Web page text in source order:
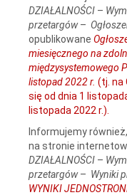
DZIAŁALNOŚCI –
przetargów–
opublikowane
miesięcznego na
międzysystemowego
listopad 2022 r. (tj. na
się od dnia 1
listopada 2022 r.).
Informujemy
na stronie
DZIAŁALNOŚCI –
przetargów– Wyniki
WYNIKI